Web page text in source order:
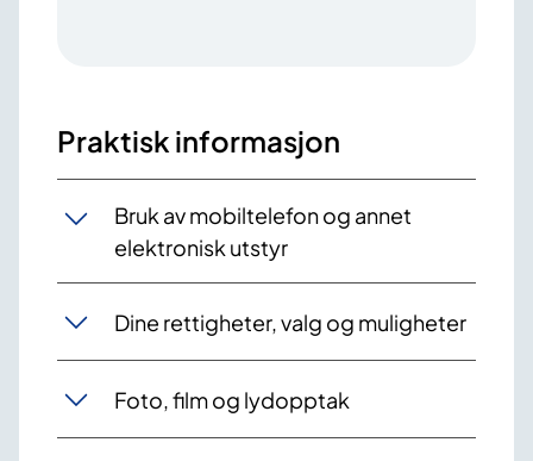
Praktisk informasjon
Bruk av mobiltelefon og annet
elektronisk utstyr
Dine rettigheter, valg og muligheter
Foto, film og lydopptak